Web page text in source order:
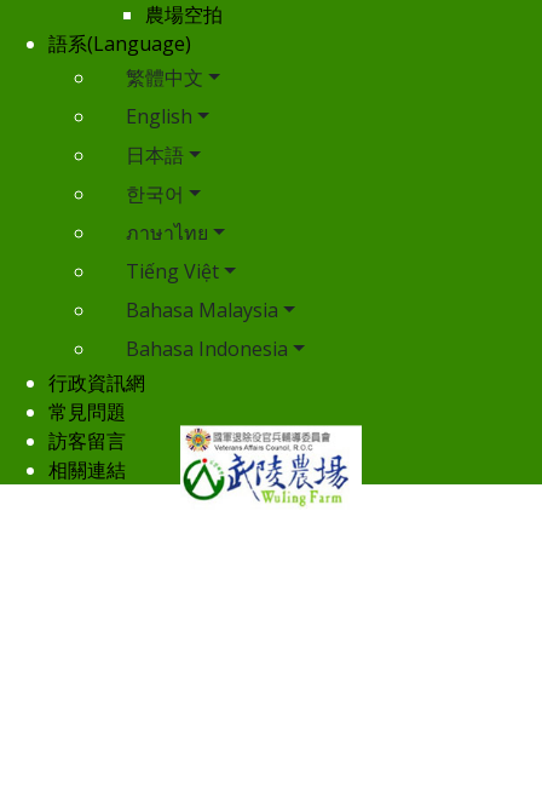
農場空拍
語系(Language)
繁體中文
English
日本語
한국어
ภาษาไทย
Tiếng Việt
Bahasa Malaysia
Bahasa Indonesia
行政資訊網
常見問題
訪客留言
相關連結